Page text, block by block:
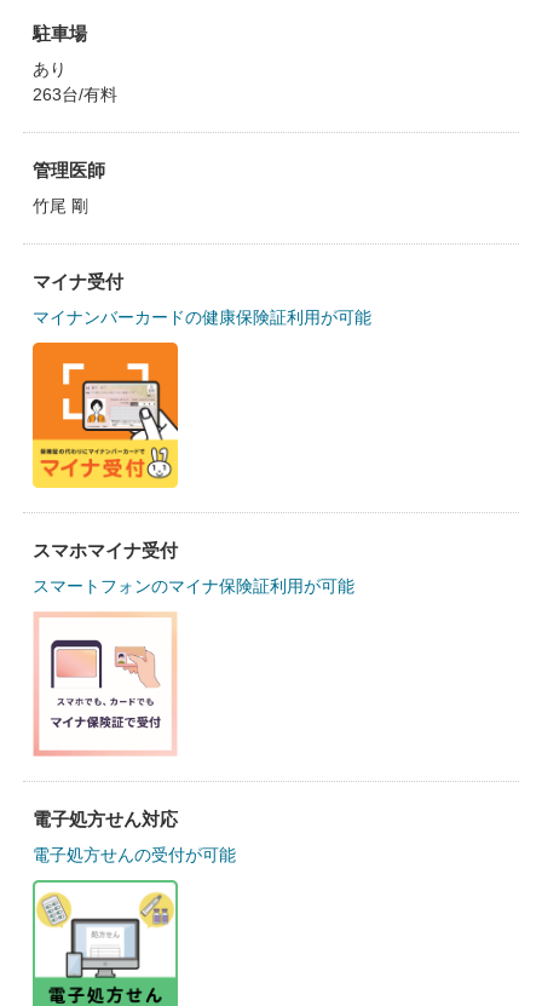
駐車場
あり
263台/有料
管理医師
竹尾 剛
マイナ受付
マイナンバーカードの健康保険証利用が可能
スマホマイナ受付
スマートフォンのマイナ保険証利用が可能
電子処方せん対応
電子処方せんの受付が可能